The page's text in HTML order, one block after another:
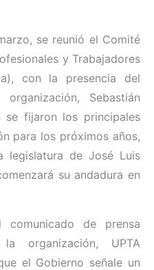
se reunió el Comité
y Trabajadores
con la presencia del
Sebastián
se fijaron los principales
para los próximos años,
legislatura de José Luis
su andadura en
de prensa
organización, UPTA
el Gobierno señale un